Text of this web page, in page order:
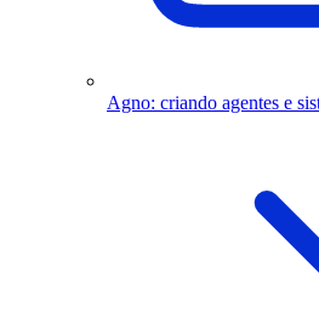
Agno: criando agentes e